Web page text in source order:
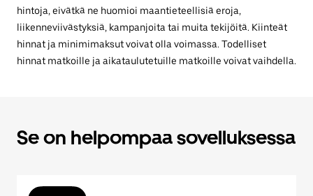
hintoja, eivätkä ne huomioi maantieteellisiä eroja,
liikenneviivästyksiä, kampanjoita tai muita tekijöitä. Kiinteät
hinnat ja minimimaksut voivat olla voimassa. Todelliset
hinnat matkoille ja aikataulutetuille matkoille voivat vaihdella.
Se on helpompaa sovelluksessa